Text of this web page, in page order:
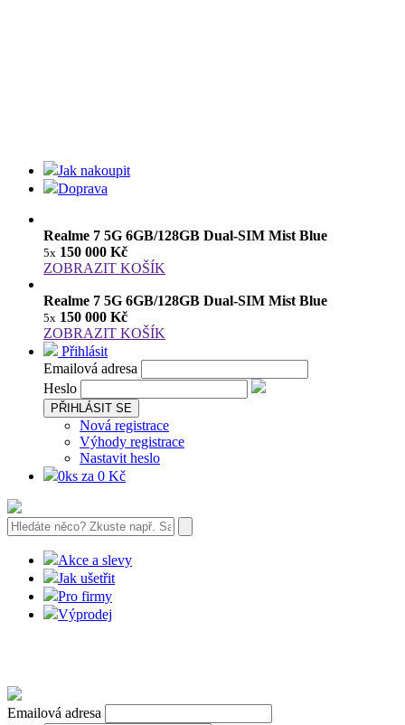
Jak nakoupit
Doprava
Realme 7 5G 6GB/128GB Dual-SIM Mist Blue
5x 150 000 Kč
ZOBRAZIT KOŠÍK
Realme 7 5G 6GB/128GB Dual-SIM Mist Blue
5x 150 000 Kč
ZOBRAZIT KOŠÍK
Přihlásit
Emailová adresa
Heslo
PŘIHLÁSIT SE
Nová registrace
Výhody registrace
Nastavit heslo
0ks za 0 Kč
Akce a slevy
Jak ušetřit
Pro firmy
Výprodej
Emailová adresa